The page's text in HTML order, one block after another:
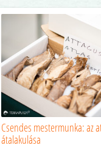
Csendes mestermunka: az
átalakulása